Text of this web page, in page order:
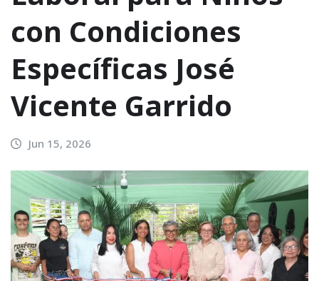
con Condiciones
Específicas José
Vicente Garrido
Jun 15, 2026